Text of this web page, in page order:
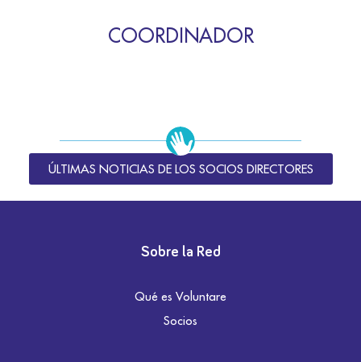
COORDINADOR
ÚLTIMAS NOTICIAS DE LOS SOCIOS DIRECTORES
Sobre la Red
Qué es Voluntare
Socios